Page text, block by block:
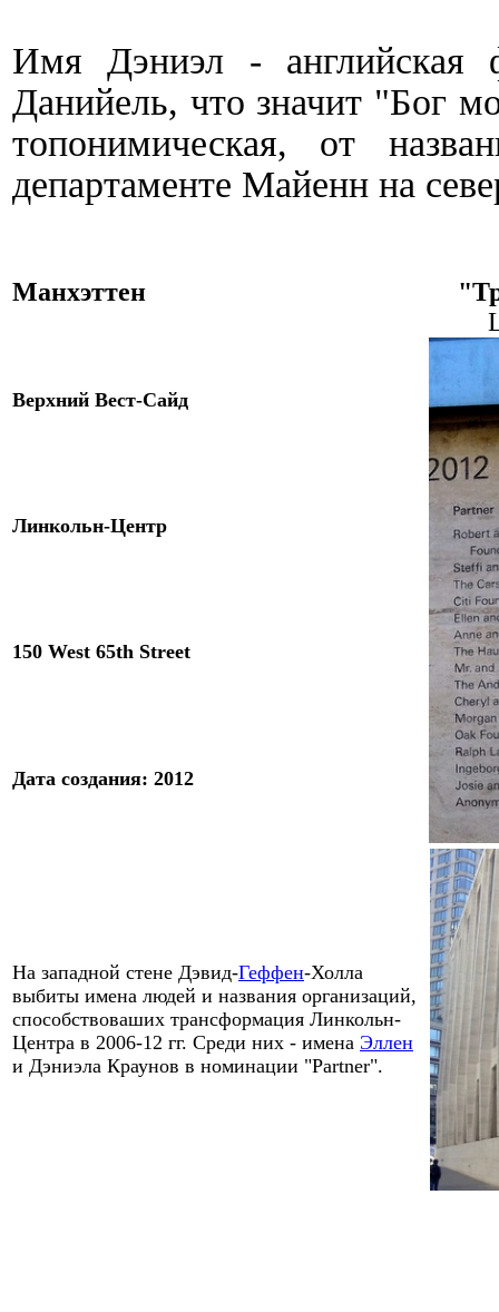
Имя Дэниэл - английская
Данийель, что значит "Бог
топонимическая, от
департаменте Майенн на
Манхэттен
Верхний Вест-Сайд
Линкольн-Центр
150 West 65th Street
Дата создания: 2012
На западной стене Дэвид-Геффен-Холла
выбиты имена людей и названия организаций,
способствоваших трансформация Линкольн-
Центра в 2006-12 гг. Среди них - имена Эллен
и Дэниэла Краунов в номинации "Partner".